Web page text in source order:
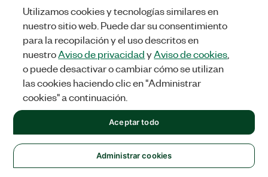
comuníquese con:
Altstoff Recycling Austria (ARA)
Página web:www.ara.at
Información adicional
Lea la
directiva RAEE completa
Número de registro RAEE: 9008390054178 (GLN)
Lea ladirectiva completa sobre baterías
Número de registro de la directiva de baterías:
Para obtener más información sobre el reciclaje de
productos de NI, envíe un correo aweee@ni.com
Utilizamos cookies y tecnologías similares en
nuestro sitio web. Puede dar su consentimiento
para la recopilación y el uso descritos en
nuestroAviso de privacidadyAviso de cookies
o puede desactivar o cambiar cómo se utilizan
las cookies haciendo clic en "Administrar
cookies" a continuación.
Administrar cookies
Aceptar todo